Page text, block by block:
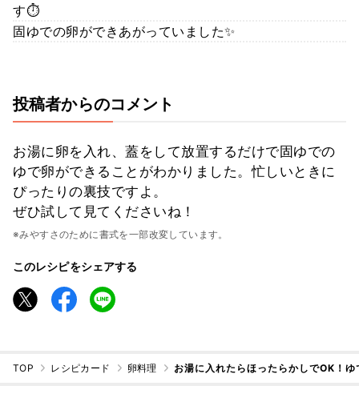
す⏱
固ゆでの卵ができあがっていました✨
投稿者からのコメント
お湯に卵を入れ、蓋をして放置するだけで固ゆでの
ゆで卵ができることがわかりました。忙しいときに
ぴったりの裏技ですよ。
ぜひ試して見てくださいね！
※みやすさのために書式を一部改変しています。
このレシピをシェアする
TOP レシピカード 卵料理 お湯に入れたらほったらかしでOK！